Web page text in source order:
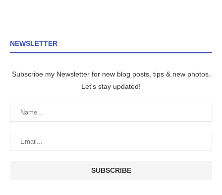
NEWSLETTER
Subscribe my Newsletter for new blog posts, tips & new photos.
Let's stay updated!